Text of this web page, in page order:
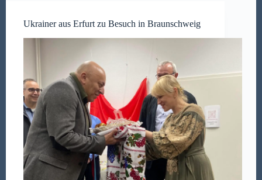
Ukrainer aus Erfurt zu Besuch in Braunschweig